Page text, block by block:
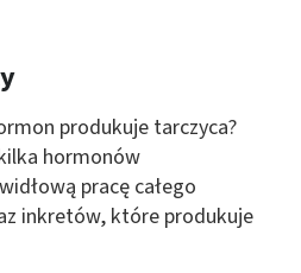
produkuje tarczyca?
hormonów
pracę całego
inkretów, które produkuje